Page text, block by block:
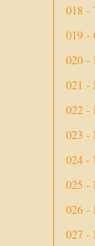
018 -
019 -
020 -
021 -
022 -
023 -
024 -
025 -
026 -
027 -